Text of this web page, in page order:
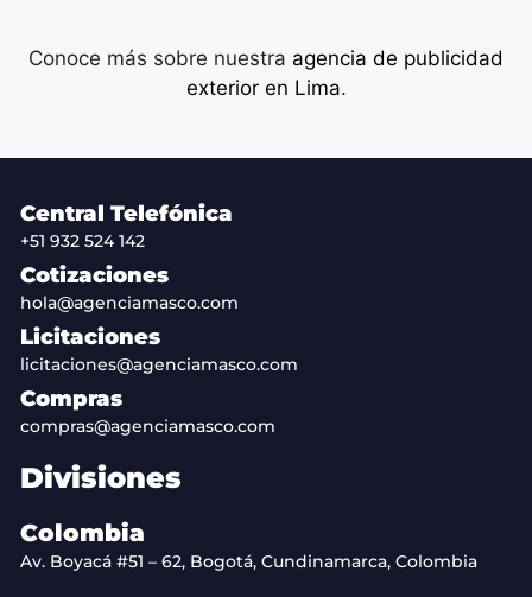
Conoce más sobre nuestra agencia de publicidad
exterior en Lima.
Central Telefónica
+51 932 524 142
Cotizaciones
hola@agenciamasco.com
Licitaciones
licitaciones@agenciamasco.com
Compras
compras@agenciamasco.com
Divisiones
Colombia
Av. Boyacá #51 – 62, Bogotá, Cundinamarca, Colombia